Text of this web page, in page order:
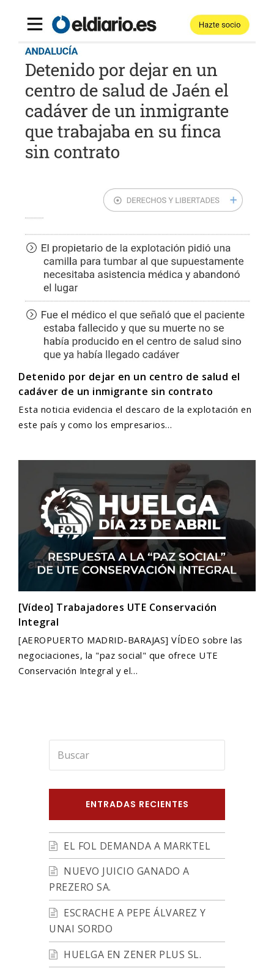
Detenido por dejar en un centro de salud el
cadáver de un inmigrante sin contrato
Esta noticia evidencia el descaro de la explotación en
este país y como los empresarios…
[Vídeo] Trabajadores UTE Conservación
Integral
[AEROPUERTO MADRID-BARAJAS] VÍDEO sobre las
negociaciones, la "paz social" que ofrece UTE
Conservación Integral y el…
ENTRADAS RECIENTES
EL FOL DEMANDA A MARKTEL
NUEVO JUICIO GANADO A
PREZERO SA.
ESCRACHE A PEPE ÁLVAREZ Y
UNAI SORDO
HUELGA EN ZENER PLUS SL.